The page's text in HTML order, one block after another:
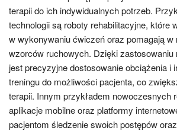
terapii do ich indywidualnych potrzeb.
technologii są roboty rehabilitacyjne, które
w wykonywaniu ćwiczeń oraz pomagają w
wzorców ruchowych. Dzięki zastosowaniu
jest precyzyjne dostosowanie obciążenia i
treningu do możliwości pacjenta, co
terapii. Innym przykładem nowoczesnych
aplikacje mobilne oraz platformy
pacjentom śledzenie swoich postępów